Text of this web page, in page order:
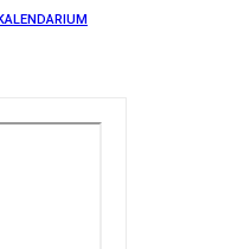
KALENDARIUM